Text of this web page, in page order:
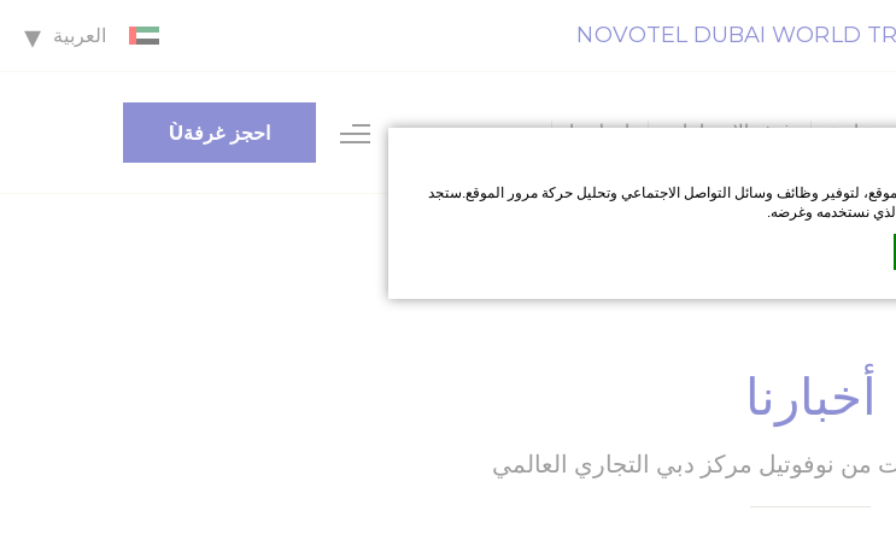
لتوفير وظائف وسائل التواصل الاجتماعي وتحليل حركة مرور الموقع.ستجد
الذي نستخدمه وغرضه.
النصية التي تستخدمها موقع الويب لتعزيز تجربة المستخدم.اقبل جميع ملفات
NOVOTEL DUBAI WORLD العربية
خاصة غرف الاجتماعات اتصل بنا احجز غرفةÙ
أخبارنا
نوفوتيل مركز دبي التجاري العالمي